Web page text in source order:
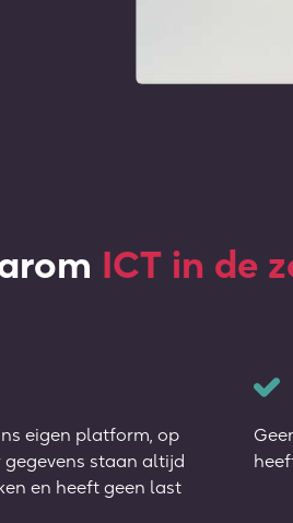
ICT in de
eigen platform, op
staan altijd
en heeft geen last